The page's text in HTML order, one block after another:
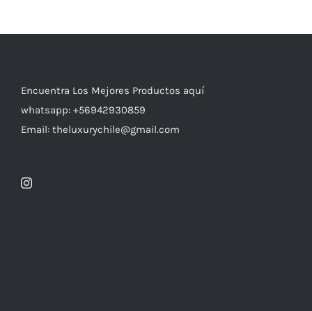
Encuentra Los Mejores Productos aquí
whatsapp: +56942930859
Email: theluxurychile@gmail.com